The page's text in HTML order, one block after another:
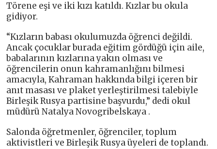
Törene eşi ve iki kızı katıldı. Kızlar bu okula
gidiyor.
“Kızların babası okulumuzda öğrenci değildi.
Ancak çocuklar burada eğitim gördüğü için aile,
babalarının kızlarına yakın olması ve
öğrencilerin onun kahramanlığını bilmesi
amacıyla, Kahraman hakkında bilgi içeren bir
anıt masası ve plaket yerleştirilmesi talebiyle
Birleşik Rusya partisine başvurdu,” dedi okul
müdürü Natalya Novogribelskaya .
Salonda öğretmenler, öğrenciler, toplum
aktivistleri ve Birleşik Rusya üyeleri de toplandı.